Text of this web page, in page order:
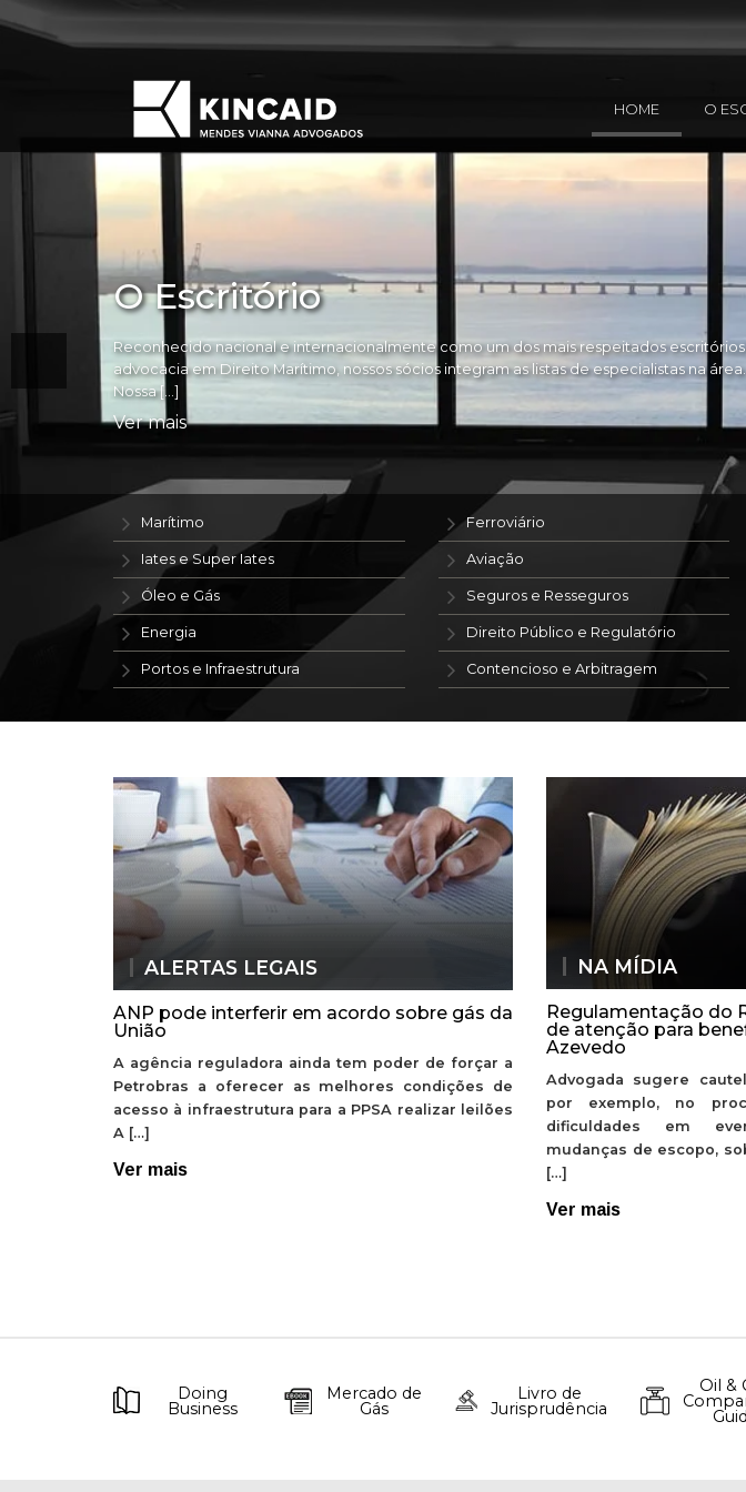
HOME O
O Escritório
Reconhecido nacional e internacionalmente como um dos mais respeitados
advocacia em Direito Marítimo, nossos sócios integram as listas de especialistas na área.
Nossa […]
Ver mais
Marítimo
Iates e Super Iates
Óleo e Gás
Energia
Portos e Infraestrutura
Ferroviário
Aviação
Seguros e Resseguros
Direito Público e Regulatório
Contencioso e Arbitragem
ALERTAS LEGAIS
ANP pode interferir em acordo sobre gás da
União
A agência reguladora ainda tem poder de forçar a
Petrobras a oferecer as melhores condições de
acesso à infraestrutura para a PPSA realizar leilões
A […]
Ver mais
NA MÍDIA
Regulamentação do
de atenção para
Azevedo
Advogada sugere
por exemplo, no
dificuldades em
mudanças de escopo,
[…]
Ver mais
Doing
Business
Mercado de
Gás
Livro de
Jurisprudência
Oil &